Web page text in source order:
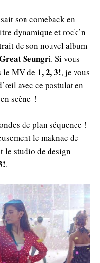
son comeback en
dynamique et rock’n
de son nouvel album
Seungri. Si vous
le MV de 1, 2, 3!, je vous
avec ce postulat en
scène !
de plan séquence !
le maknae de
le studio de design
.